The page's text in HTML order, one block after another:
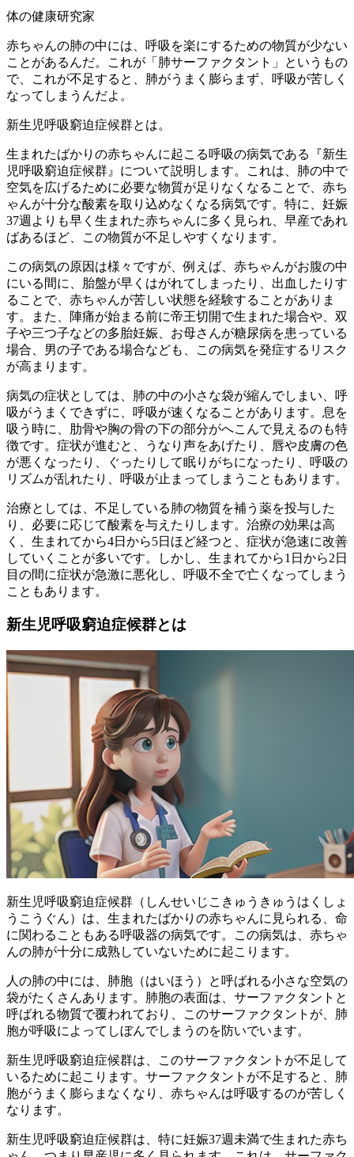
体の健康研究家
赤ちゃんの肺の中には、呼吸を楽にするための物質が少ない
ことがあるんだ。これが「肺サーファクタント」というもの
で、これが不足すると、肺がうまく膨らまず、呼吸が苦しく
なってしまうんだよ。
新生児呼吸窮迫症候群とは。
生まれたばかりの赤ちゃんに起こる呼吸の病気である『新生
児呼吸窮迫症候群』について説明します。これは、肺の中で
空気を広げるために必要な物質が足りなくなることで、赤ち
ゃんが十分な酸素を取り込めなくなる病気です。特に、妊娠
37週よりも早く生まれた赤ちゃんに多く見られ、早産であれ
ばあるほど、この物質が不足しやすくなります。
この病気の原因は様々ですが、例えば、赤ちゃんがお腹の中
にいる間に、胎盤が早くはがれてしまったり、出血したりす
ることで、赤ちゃんが苦しい状態を経験することがありま
す。また、陣痛が始まる前に帝王切開で生まれた場合や、双
子や三つ子などの多胎妊娠、お母さんが糖尿病を患っている
場合、男の子である場合なども、この病気を発症するリスク
が高まります。
病気の症状としては、肺の中の小さな袋が縮んでしまい、呼
吸がうまくできずに、呼吸が速くなることがあります。息を
吸う時に、肋骨や胸の骨の下の部分がへこんで見えるのも特
徴です。症状が進むと、うなり声をあげたり、唇や皮膚の色
が悪くなったり、ぐったりして眠りがちになったり、呼吸の
リズムが乱れたり、呼吸が止まってしまうこともあります。
治療としては、不足している肺の物質を補う薬を投与した
り、必要に応じて酸素を与えたりします。治療の効果は高
く、生まれてから4日から5日ほど経つと、症状が急速に改善
していくことが多いです。しかし、生まれてから1日から2日
目の間に症状が急激に悪化し、呼吸不全で亡くなってしまう
こともあります。
新生児呼吸窮迫症候群とは
新生児呼吸窮迫症候群（しんせいじこきゅうきゅうはくしょ
うこうぐん）は、生まれたばかりの赤ちゃんに見られる、命
に関わることもある呼吸器の病気です。この病気は、赤ちゃ
んの肺が十分に成熟していないために起こります。
人の肺の中には、肺胞（はいほう）と呼ばれる小さな空気の
袋がたくさんあります。肺胞の表面は、サーファクタントと
呼ばれる物質で覆われており、このサーファクタントが、肺
胞が呼吸によってしぼんでしまうのを防いでいます。
新生児呼吸窮迫症候群は、
このサーファクタントが不足して
いるために起こります。サーファクタントが不足すると、肺
胞がうまく膨らまなくなり、赤ちゃんは呼吸するのが苦しく
なります。
新生児呼吸窮迫症候群は、特に妊娠37週未満で生まれた赤ち